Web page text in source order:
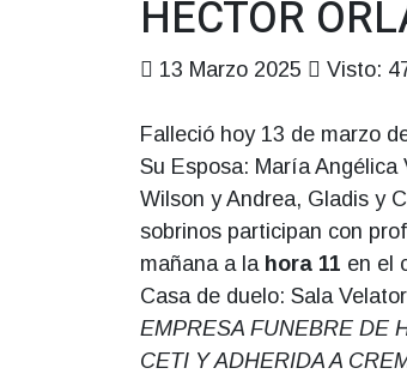
HÉCTOR
13 Marzo 2025 Visto:
Falleció hoy 13 de marzo
Su Esposa: María
Wilson y Andrea, Gladis y
sobrinos participan con
mañana a la hora 11 en el
Casa de duelo: Sala
EMPRESA FUNEBRE DE
CETI Y ADHERIDA A